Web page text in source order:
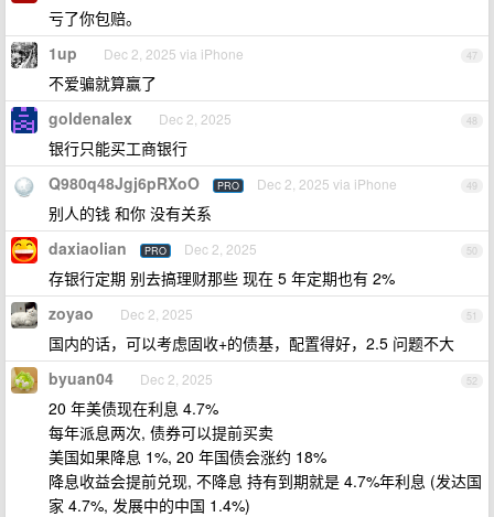
亏了你包赔。
47
1up Dec 2, 2025 via iPhone
不爱骗就算赢了
48
goldenalex Dec 2, 2025
银行只能买工商银行
49
Q980q48Jgj6pRXoO PRO Dec 2, 2025 via iPhone
别人的钱 和你 没有关系
50
daxiaolian PRO Dec 2, 2025
存银行定期 别去搞理财那些 现在 5 年定期也有 2%
51
zoyao Dec 2, 2025
国内的话，可以考虑固收+的债基，配置得好，2.5 问题不大
52
byuan04 Dec 2, 2025
20 年美债现在利息 4.7%
每年派息两次, 债券可以提前买卖
美国如果降息 1%, 20 年国债会涨约 18%
降息收益会提前兑现, 不降息 持有到期就是 4.7%年利息 (发达国
家 4.7%, 发展中的中国 1.4%)